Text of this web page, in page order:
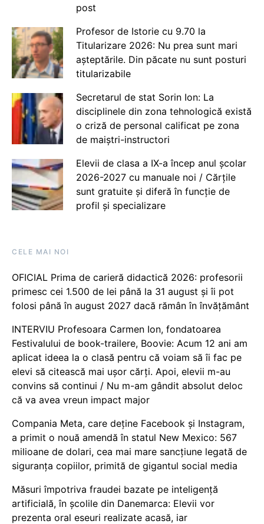
post
Profesor de Istorie cu 9.70 la
Titularizare 2026: Nu prea sunt mari
așteptările. Din păcate nu sunt posturi
titularizabile
Secretarul de stat Sorin Ion: La
disciplinele din zona tehnologică există
o criză de personal calificat pe zona
de maiștri-instructori
Elevii de clasa a IX-a încep anul școlar
2026-2027 cu manuale noi / Cărțile
sunt gratuite și diferă în funcție de
profil și specializare
CELE MAI NOI
OFICIAL Prima de carieră didactică 2026: profesorii
primesc cei 1.500 de lei până la 31 august și îi pot
folosi până în august 2027 dacă rămân în învățământ
INTERVIU Profesoara Carmen Ion, fondatoarea
Festivalului de book-trailere, Boovie: Acum 12 ani am
aplicat ideea la o clasă pentru că voiam să îi fac pe
elevi să citească mai ușor cărți. Apoi, elevii m-au
convins să continui / Nu m-am gândit absolut deloc
că va avea vreun impact major
Compania Meta, care deține Facebook și Instagram,
a primit o nouă amendă în statul New Mexico: 567
milioane de dolari, cea mai mare sancțiune legată de
siguranța copiilor, primită de gigantul social media
Măsuri împotriva fraudei bazate pe inteligență
artificială, în școlile din Danemarca: Elevii vor
prezenta oral eseuri realizate acasă, iar